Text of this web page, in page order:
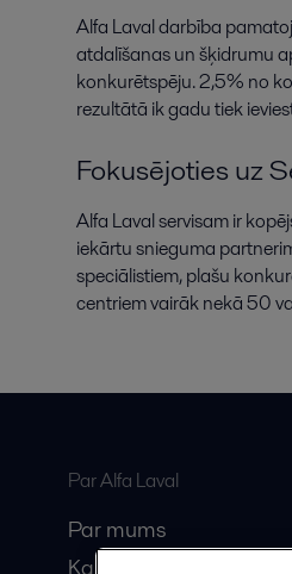
Alfa Laval darbība
atdalīšanas un šķidrumu
konkurētspēju. 2,5% no
rezultātā ik gadu tiek
Fokusējoties uz
Alfa Laval servisam ir
iekārtu snieguma
speciālistiem, plašu
centriem vairāk nekā 50
Par Alfa Laval
Par mums
Karjera